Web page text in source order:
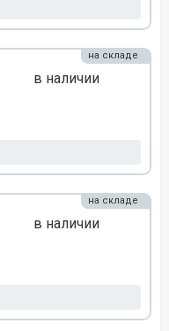
в наличии
на складе
в наличии
на складе